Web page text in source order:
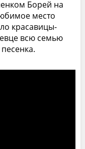
Борей на
место
красавицы-
всю семью